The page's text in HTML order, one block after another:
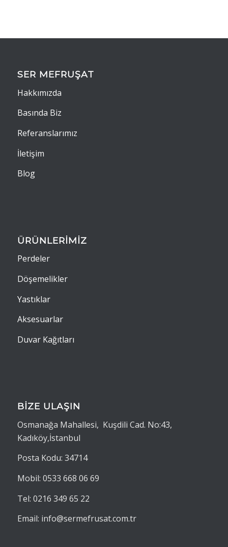
SER MEFRUŞAT
Hakkımızda
Basında Biz
Referanslarımız
İletişim
Blog
ÜRÜNLERİMİZ
Perdeler
Döşemelikler
Yastıklar
Aksesuarlar
Duvar Kağıtları
BİZE ULAŞIN
Osmanağa Mahallesi, Kuşdili Cad. No:43,
Kadıköy,İstanbul
Posta Kodu: 34714
Mobil: 0533 668 06 69
Tel: 0216 349 65 22
Email: info@sermefrusat.com.tr